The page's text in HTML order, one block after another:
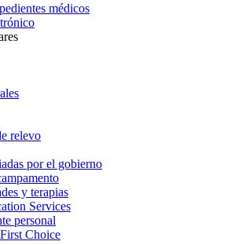
médicos
relevo
por el gobierno
y terapias
Services
personal
Choice